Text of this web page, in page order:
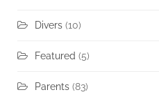
Divers (10)
Featured (5)
Parents (83)